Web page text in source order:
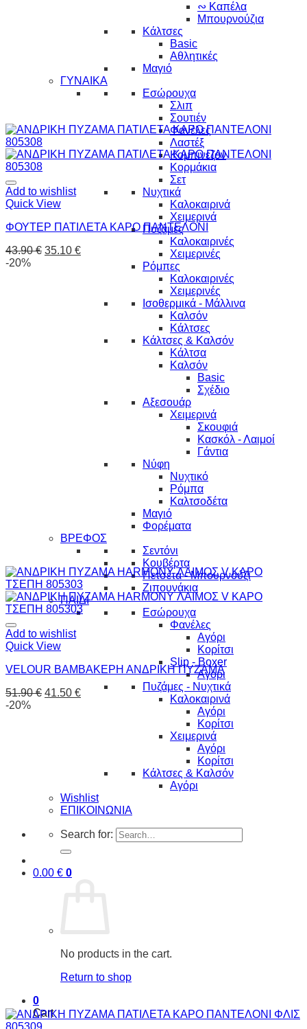
∾ Καπέλα
Μπουρνούζια
Κάλτσες
Basic
Αθλητικές
Μαγιό
ΓΥΝΑΙΚΑ
Εσώρουχα
Σλιπ
Σουτιέν
Φανέλες
Λαστέξ
Κομπινεζόν
Κορμάκια
Σετ
Νυχτικά
Καλοκαιρινά
Χειμερινά
Πυζάμες
Καλοκαιρινές
Χειμερινές
Ρόμπες
Καλοκαιρινές
Χειμερινές
Ισοθερμικά - Μάλλινα
Καλσόν
Κάλτσες
Κάλτσες & Καλσόν
Κάλτσα
Καλσόν
Basic
Σχέδιο
Αξεσουάρ
Χειμερινά
Σκουφιά
Κασκόλ - Λαιμοί
Γάντια
Νύφη
Νυχτικό
Ρόμπα
Καλτσοδέτα
Μαγιό
Φορέματα
ΒΡΕΦΟΣ
Σεντόνι
Κουβέρτα
Πετσέτα - Μπουρνούζι
Ζιπουνάκια
ΠΑΙΔΙ
Εσώρουχα
Φανέλες
Αγόρι
Κορίτσι
Slip - Boxer
Αγόρι
Πυζάμες - Νυχτικά
Καλοκαιρινά
Αγόρι
Κορίτσι
Χειμερινά
Αγόρι
Κορίτσι
Κάλτσες & Καλσόν
Αγόρι
Wishlist
ΕΠΙΚΟΙΝΩΝΙΑ
Search for:
0.00 € 0
No products in the cart.
Return to shop
0
Cart
Add to wishlist
Quick View
ΦΟΥΤΕΡ ΠΑΤΙΛΕΤΑ ΚΑΡΟ ΠΑΝΤΕΛΟΝΙ
43.90€ 35.10 €
-20%
Add to wishlist
Quick View
VELOUR ΒΑΜΒΑΚΕΡΗ ΑΝΔΡΙΚΗ ΠΥΖΑΜΑ
51.90€ 41.50 €
-20%